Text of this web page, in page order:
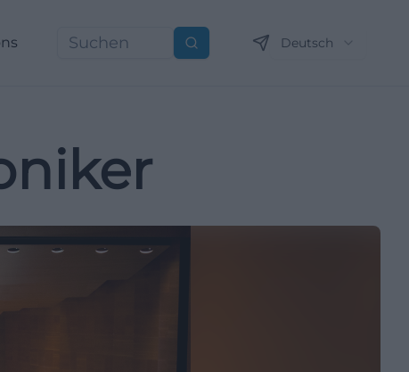
Suchen Deutsch